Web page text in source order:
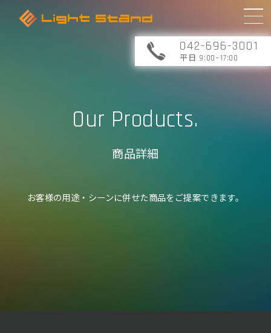
042-696-3001
平日 9:00~17:00
Our Products.
商品詳細
お客様の用途・シーンに併せた商品をご提案できます。